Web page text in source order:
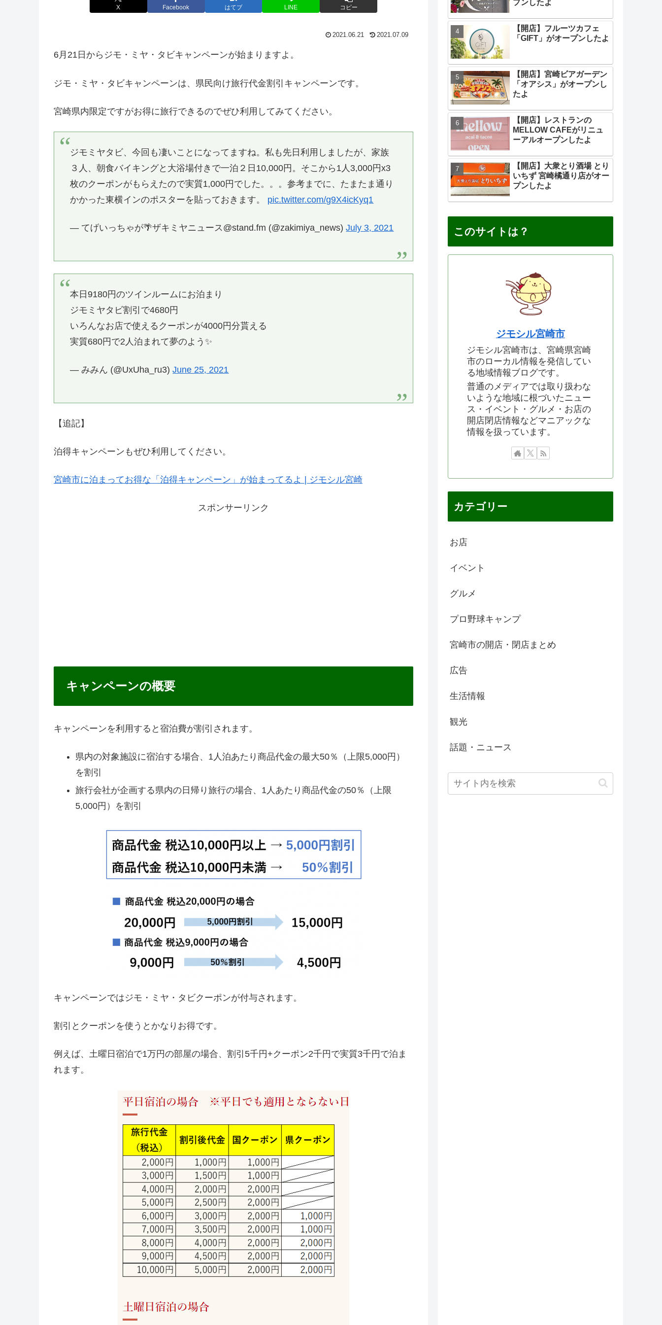
X Facebook はてブ LINE コピー
2021.06.21 2021.07.09
6月21日からジモ・ミヤ・タビキャンペーンが始まりますよ。
ジモ・ミヤ・タビキャンペーンは、県民向け旅行代金割引キャンペーンです。
宮崎県内限定ですがお得に旅行できるのでぜひ利用してみてください。
ジモミヤタビ、今回も凄いことになってますね。私も先日利用しましたが、家族
３人、朝食バイキングと大浴場付きで一泊２日10,000円。そこから1人3,000円x3
枚のクーポンがもらえたので実質1,000円でした。。。参考までに、たまたま通り
かかった東横インのポスターを貼っておきます。 pic.twitter.com/g9X4icKyq1
— てげいっちゃが🌴ザキミヤニュース@stand.fm (@zakimiya_news)July 3, 2021
本日9180円のツインルームにお泊まり
ジモミヤタビ割引で4680円
いろんなお店で使えるクーポンが4000円分貰える
実質680円で2人泊まれて夢のよう✨
— みみん (@UxUha_ru3)June 25, 2021
【追記】
泊得キャンペーンもぜひ利用してください。
宮崎市に泊まってお得な「泊得キャンペーン」が始まってるよ | ジモシル宮崎
スポンサーリンク
キャンペーンの概要
キャンペーンを利用すると宿泊費が割引されます。
県内の対象施設に宿泊する場合、1人泊あたり商品代金の最大50％（上限5,000円）
を割引
旅行会社が企画する県内の日帰り旅行の場合、1人あたり商品代金の50％（上限
5,000円）を割引
キャンペーンではジモ・ミヤ・タビクーポンが付与されます。
割引とクーポンを使うとかなりお得です。
例えば、土曜日宿泊で1万円の部屋の場合、割引5千円+クーポン2千円で実質3千円で泊ま
れます。
プンしたよ
【開店】フルーツカフェ
「GIFT」がオープンしたよ
【開店】宮崎ビアガーデン
「オアシス」がオープンし
たよ
【開店】レストランの
MELLOW CAFEがリニュ
ーアルオープンしたよ
【開店】大衆とり酒場 とり
いちず 宮崎橘通り店がオー
プンしたよ
このサイトは？
ジモシル宮崎市
ジモシル宮崎市は、宮崎県宮崎
市のローカル情報を発信してい
る地域情報ブログです。
普通のメディアでは取り扱わな
いような地域に根づいたニュー
ス・イベント・グルメ・お店の
開店閉店情報などマニアックな
情報を扱っています。
カテゴリー
お店
イベント
グルメ
プロ野球キャンプ
宮崎市の開店・閉店まとめ
広告
生活情報
観光
話題・ニュース